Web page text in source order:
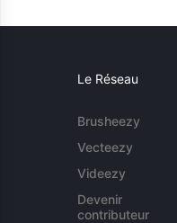
Le Réseau
Brusheezy
Vecteezy
Videezy
Devenir
contributeur